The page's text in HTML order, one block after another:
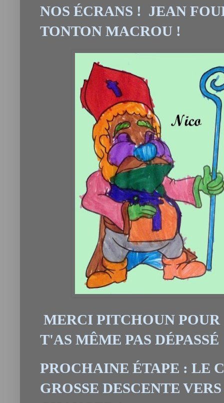
NOS ÉCRANS ! JEAN
TONTON MACROU !
MERCI PITCHOUN
T'AS MÊME PAS DÉPASSÉ
PROCHAINE ÉTAPE : LE
GROSSE DESCENTE